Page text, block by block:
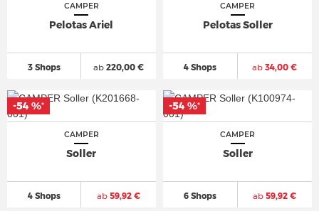
CAMPER
Pelotas Ariel
3 Shops ab220,00 €
CAMPER
Pelotas Soller
4 Shops ab 34,00 €
CAMPER
Soller
4 Shops ab59,92 €
-54 %*
CAMPER
Soller
6 Shops ab 59,92 €
-54 %*